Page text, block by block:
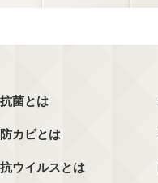
抗菌とは
防カビとは
抗ウイルスとは